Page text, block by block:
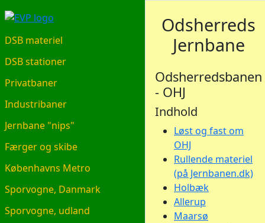
EVP.DK
DSB materiel
DSB stationer
Privatbaner
Industribaner
Jernbane "nips"
Færger og skibe
Københavns Metro
Sporvogne, Danmark
Sporvogne, udland
Odsherreds
Jernbane
Odsherredsbanen
- OHJ
Indhold
Løst og fast om
OHJ
Rullende materiel
(på Jernbanen.dk)
Holbæk
Allerup
Maarsø